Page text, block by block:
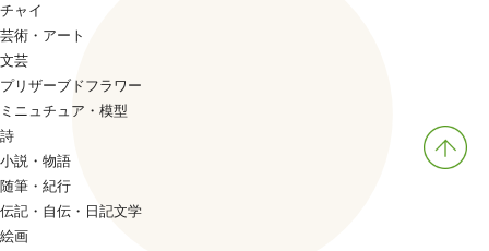
チャイ
芸術・アート
文芸
プリザーブドフラワー
ミニュチュア・模型
詩
小説・物語
随筆・紀行
伝記・自伝・日記文学
絵画